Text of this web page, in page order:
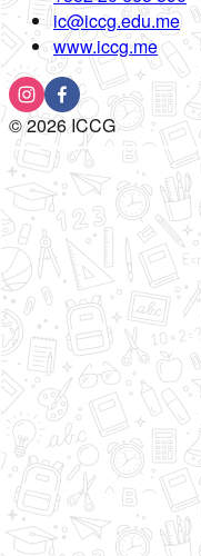
ic@iccg.edu.me
www.iccg.me
©2026ICCG